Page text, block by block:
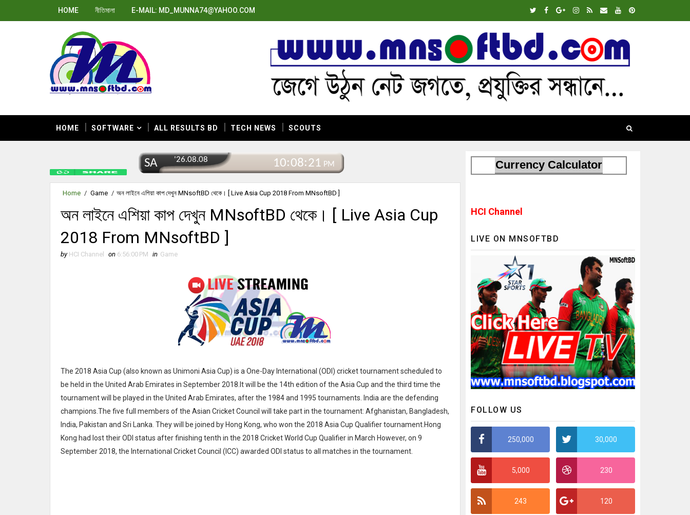
HOME নীতিমালা E-MAIL: MD_MUNNA74@YAHOO.COM
HOME SOFTWARE ALL RESULTS BD TECH NEWS SCOUTS
Home / Game / অন লাইনে এশিয়া কাপ দেখুন MNsoftBD থেকে। [ Live Asia Cup 2018 From MNsoftBD ]
অন লাইনে এশিয়া কাপ দেখুন MNsoftBD থেকে। [ Live Asia Cup
2018 From MNsoftBD ]
by HCI Channel on 6:56:00 PM in Game
The 2018 Asia Cup (also known as Unimoni Asia Cup) is a One-Day International (ODI) cricket tournament scheduled to
be held in the United Arab Emirates in September 2018.It will be the 14th edition of the Asia Cup and the third time the
tournament will be played in the United Arab Emirates, after the 1984 and 1995 tournaments. India are the defending
champions.The five full members of the Asian Cricket Council will take part in the tournament: Afghanistan, Bangladesh,
India, Pakistan and Sri Lanka. They will be joined by Hong Kong, who won the 2018 Asia Cup Qualifier tournament.Hong
Kong had lost their ODI status after finishing tenth in the 2018 Cricket World Cup Qualifier in March However, on 9
September 2018, the International Cricket Council (ICC) awarded ODI status to all matches in the tournament.
Currency Calculator
HCI Channel
LIVE ON MNSOFTBD
FOLLOW US
250,000 30,000
5,000 230
243 120